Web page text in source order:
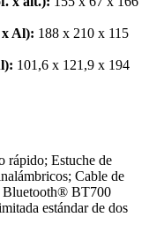
x Al): 188 x 210 x 115
101,6 x 121,9 x 194
rápido; Estuche de
Cable de
Bluetooth® BT700
estándar de dos